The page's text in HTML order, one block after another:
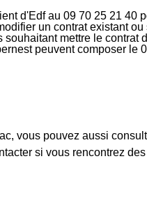
d'Edf au 09 70 25 21 40
un contrat existant ou
mettre le contrat
peuvent composer le
vous pouvez aussi
si vous rencontrez